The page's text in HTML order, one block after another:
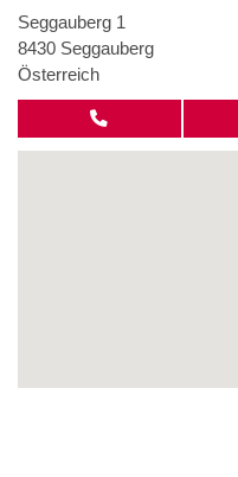
Seggauberg 1
8430 Seggauberg
Österreich